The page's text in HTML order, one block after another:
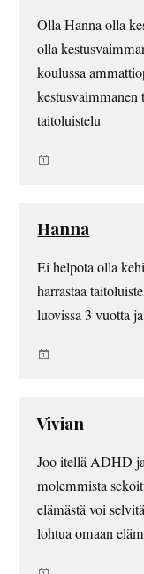
Olla Hanna olla
olla
koulussa
kestusvaimmanen
taitoluistelu
Hanna
Ei helpota olla
harrastaa
luovissa 3 vuotta ja
Vivian
Joo itellä ADHD
molemmista
elämästä voi
lohtua omaan